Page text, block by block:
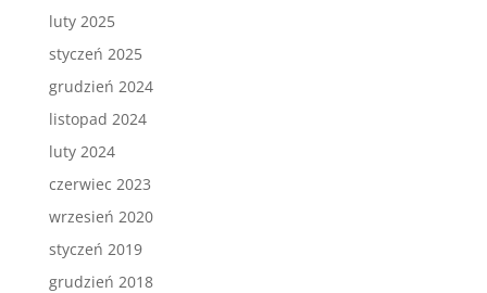
luty 2025
styczeń 2025
grudzień 2024
listopad 2024
luty 2024
czerwiec 2023
wrzesień 2020
styczeń 2019
grudzień 2018